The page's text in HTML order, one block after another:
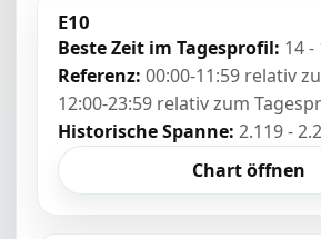
E10
Beste Zeit im Tagesprofil: 14 -
Referenz: 00:00-11:59 relativ
12:00-23:59 relativ zum
Historische Spanne: 2.119 -
Chart öffnen